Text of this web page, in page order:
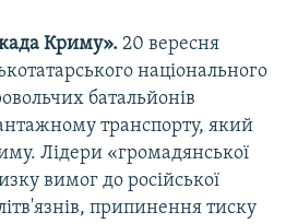
Криму». 20 вересня
національного
батальйонів
транспорту, який
Лідери «громадянської
вимог до російської
припинення тиску